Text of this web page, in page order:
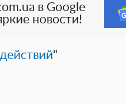
в Google
новости!
"